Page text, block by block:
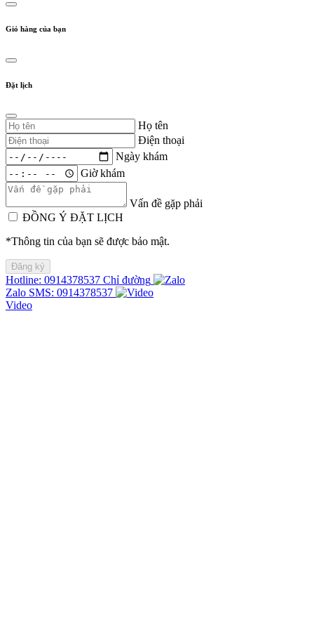
Giỏ hàng của bạn
Đặt lịch
Họ tên
Điện thoại
Ngày khám
Giờ khám
Vấn đề gặp phải
ĐỒNG Ý ĐẶT LỊCH
*Thông tin của bạn sẽ được bảo mật.
Hotline: 0914378537 Chỉ đường
Zalo SMS: 0914378537
Video